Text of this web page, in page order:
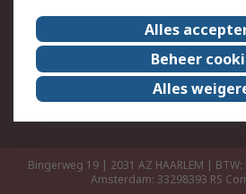
Over RS
RS Group
RS wereldwijd
ESG
Bingerweg 19 | 2031 AZ HAARLEM |
Amsterdam: 33298393 RS
Alles
Beheer
Alles